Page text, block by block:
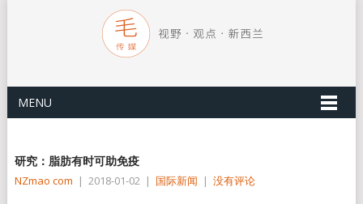
MENU
研究：脂肪有时可助免疫
NZmao com | 2018-01-02 | 国际新闻 | 没有评论